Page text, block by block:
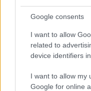
Google consents
I want to allow
related to
device identifiers
I want to allow my
Google for online
Παράλληλα,
Πυροσβεστική, η
περιβάλλοντα
μέγεθος των
γνωστό, ο
θα γίνει αφότου